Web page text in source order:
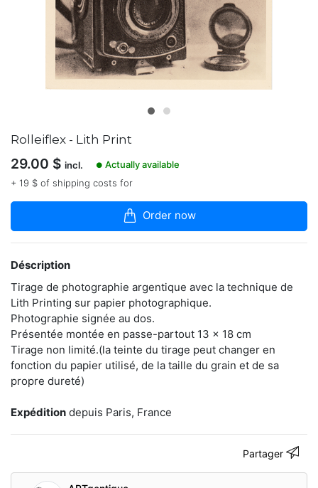
boutique
Photographe
argentique,
Vincent
réalise
ses
dans
labo
/
chambre
noire.
http://www.artgentique.com/
Rolleiflex - Lith Print
29.00 $ incl. ● Actually available
+ 19 $ of shipping costs for
Order now
Déscription
Tirage de photographie argentique avec la technique de
Lith Printing sur papier photographique.
Photographie signée au dos.
Présentée montée en passe-partout 13 x 18 cm
Tirage non limité.(la teinte du tirage peut changer en
fonction du papier utilisé, de la taille du grain et de sa
propre dureté)
Expédition depuis Paris, France
Partager